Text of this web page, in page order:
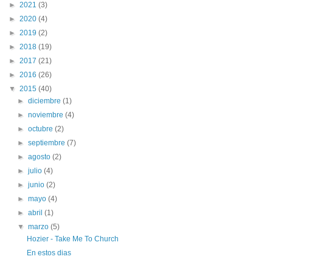
► 2021 (3)
► 2020 (4)
► 2019 (2)
► 2018 (19)
► 2017 (21)
► 2016 (26)
▼ 2015 (40)
►diciembre(1)
►noviembre(4)
►octubre(2)
►septiembre(7)
►agosto(2)
►julio(4)
►junio(2)
►mayo(4)
►abril(1)
▼marzo(5)
Hozier - Take Me To Church
En estos dias